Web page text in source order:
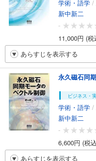
学術・語学 /
新中新二
-
11,000円 (税
あらすじを表示する
永久磁石同
ビジネス・
学術・語学 /
新中新二
-
6,600円 (税
あらすじを表示する